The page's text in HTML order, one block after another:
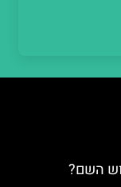
השם?